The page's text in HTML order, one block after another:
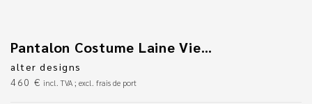
Pantalon Costume Laine Vierge Noir Ourlet Doré
alter designs
460 € incl. TVA ; excl. frais de port